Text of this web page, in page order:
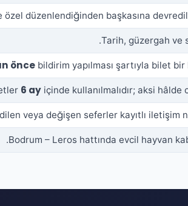
özel düzenlendiğinden başkasına
Tarih, güzergah ve
önce bildirim yapılması şartıyla bilet bir
6 ay içinde kullanılmalıdır; aksi
veya değişen seferler kayıtlı iletişim
Bodrum – Leros hattında evcil hayvan